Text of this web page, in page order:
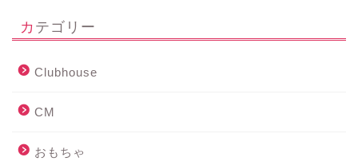
カテゴリー
Clubhouse
CM
おもちゃ